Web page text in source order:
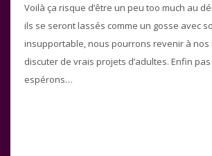
Voilà ça risque d’être un peu too much au
ils se seront lassés comme un gosse avec
insupportable, nous pourrons revenir à nos
discuter de vrais projets d’adultes. Enfin
espérons…